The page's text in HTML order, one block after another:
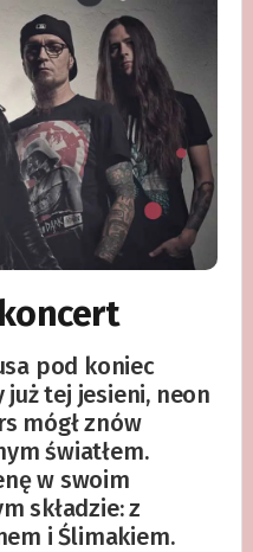
pod koniec
już tej jesieni, neon
mógł znów
światłem.
w swoim
składzie: z
i Ślimakiem.